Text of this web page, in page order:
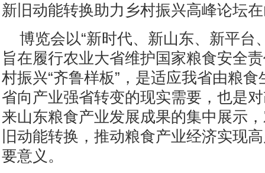
新旧动能转换助力乡村振兴高峰论坛
博览会以“新时代、新山东、新平台
旨在履行农业大省维护国家粮食安全
村振兴“齐鲁样板”，是适应我省由粮
省向产业强省转变的现实需要，也是
来山东粮食产业发展成果的集中展示
旧动能转换，推动粮食产业经济实现
要意义。